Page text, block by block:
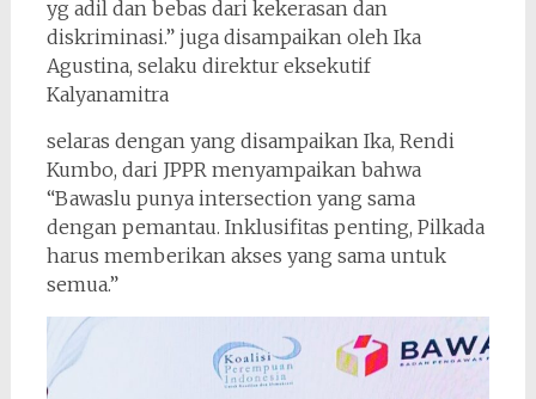
yg adil dan bebas dari kekerasan dan
diskriminasi.” juga disampaikan oleh Ika
Agustina, selaku direktur eksekutif
Kalyanamitra
selaras dengan yang disampaikan Ika, Rendi
Kumbo, dari JPPR menyampaikan bahwa
“Bawaslu punya intersection yang sama
dengan pemantau. Inklusifitas penting, Pilkada
harus memberikan akses yang sama untuk
semua.”